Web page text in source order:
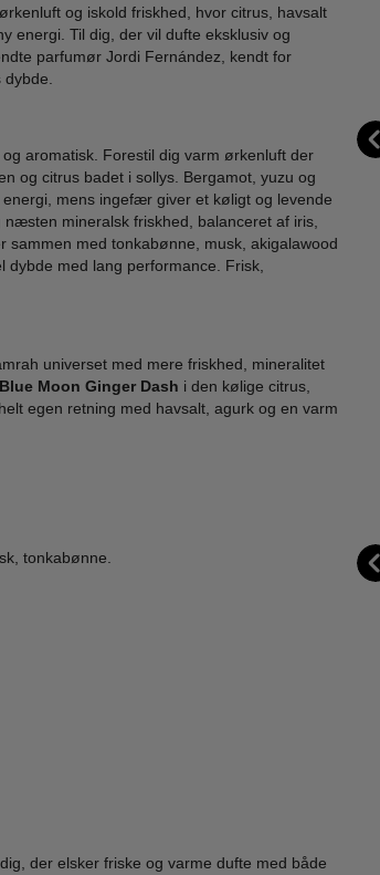
og iskold friskhed, hvor citrus, havsalt
energi. Til dig, der vil dufte eksklusiv og
parfumør Jordi Fernández, kendt for
aromatisk. Forestil dig varm ørkenluft der
og citrus badet i sollys. Bergamot, yuzu og
mens ingefær giver et køligt og levende
mineralsk friskhed, balanceret af iris,
med tonkabønne, musk, akigalawood
med lang performance. Frisk,
universet med mere friskhed, mineralitet
Moon Ginger Dash i den kølige citrus,
egen retning med havsalt, agurk og en varm
tonkabønne.
der elsker friske og varme dufte med både
Perfumes -
Al Oud
Eau De
- 100 ml
500,00
198,95
Lattafa Perfumes -
Asad Eau de
Parfum - 100 ml -
Edp
450,00
169,00
Lattafa Perfumes -
Qaed Al Fursan -
90 ml - Edp
450,00
Favorit
WOW PRIS -53% -52%